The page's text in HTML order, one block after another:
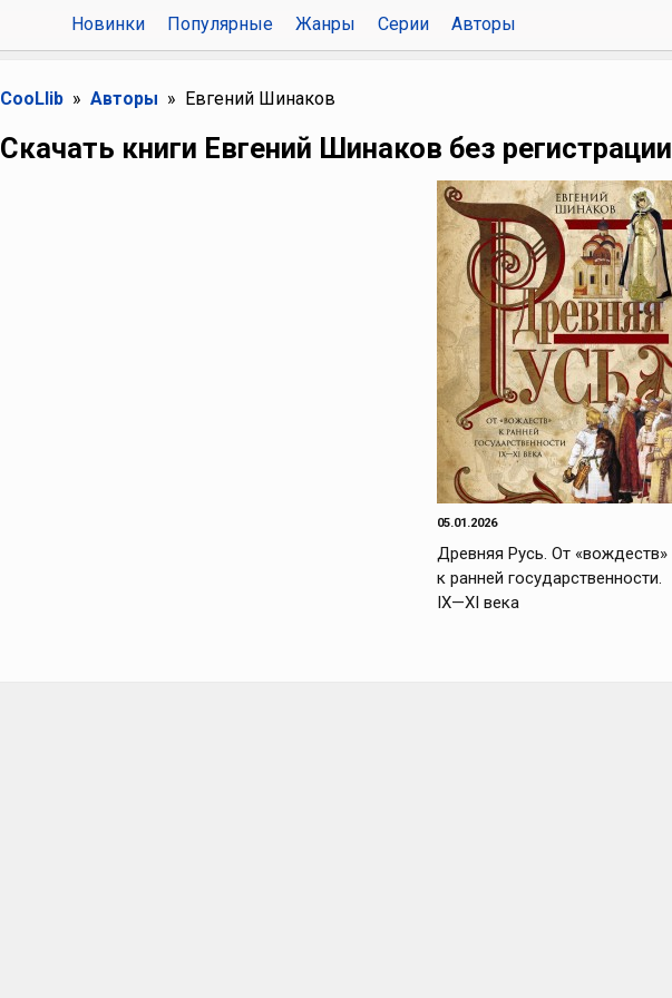
Новинки Популярные Жанры Серии Авторы
CooLlib Авторы Евгений Шинаков
Скачать книги Евгений Шинаков без регистрации
05.01.2026
Древняя Русь. От «вождеств»
к ранней государственности.
IX—XI века